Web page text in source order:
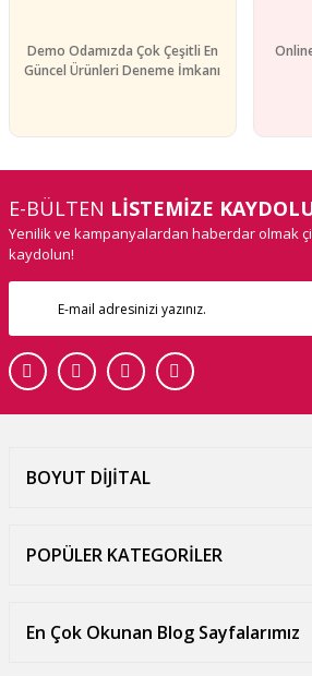
Demo Odamızda Çok Çeşitli En
Güncel Ürünleri Deneme İmkanı
E-BÜLTEN LİSTEMİZE
Yenilik ve kampanyalardan haberdar olmak
kaydolun!
BOYUT DİJİTAL
POPÜLER KATEGORİLER
En Çok Okunan Blog Sayfalarımız